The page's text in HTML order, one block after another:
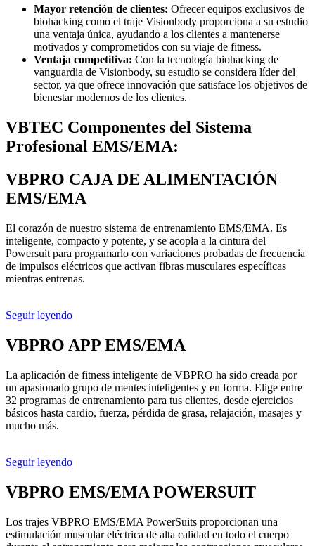
Mayor retención de clientes: Ofrecer equipos exclusivos de
biohacking como el traje Visionbody proporciona a su estudio
una ventaja única, ayudando a los clientes a mantenerse
motivados y comprometidos con su viaje de fitness.
Ventaja competitiva: Con la tecnología biohacking de
vanguardia de Visionbody, su estudio se considera líder del
sector, ya que ofrece innovación que satisface los objetivos de
bienestar modernos de los clientes.
VBTEC Componentes del Sistema
Profesional EMS/EMA:
VBPRO CAJA DE ALIMENTACIÓN
EMS/EMA
El corazón de nuestro sistema de entrenamiento EMS/EMA. Es
inteligente, compacto y potente, y se acopla a la cintura del
Powersuit para programarlo con variaciones probadas de frecuencia
de impulsos eléctricos que activan fibras musculares específicas
mientras entrenas.
Seguir leyendo
VBPRO APP EMS/EMA
La aplicación de fitness inteligente de VBPRO ha sido creada por
un apasionado grupo de mentes inteligentes y en forma. Elige entre
32 programas de entrenamiento para tus clientes, desde ejercicios
básicos hasta cardio, fuerza, pérdida de grasa, relajación, masajes y
mucho más.
Seguir leyendo
VBPRO EMS/EMA POWERSUIT
Los trajes VBPRO EMS/EMA PowerSuits proporcionan una
estimulación muscular eléctrica de alta calidad en todo el cuerpo